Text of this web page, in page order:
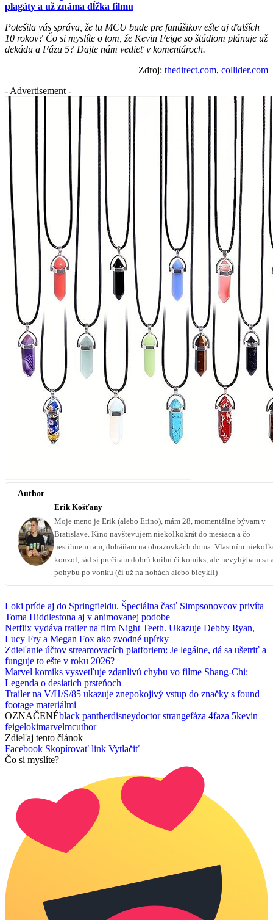
plagáty a už známa dĺžka filmu
Potešila vás správa, že tu MCU bude pre fanúšikov ešte aj ďalších
10 rokov? Čo si myslíte o tom, že Kevin Feige so štúdiom plánuje už
dekádu a Fázu 5? Dajte nám vedieť v komentároch.
Zdroj: thedirect.com, collider.com
- Advertisement -
Author
Erik Košťany
Moje meno je Erik (alebo Erino), mám 28, momentálne bývam v
Bratislave. Kino navštevujem niekoľkokrát do mesiaca a čo
nestihnem tam, doháňam na obrazovkách doma. Vlastním
konzol, rád si prečítam dobrú knihu či komiks, ale nevyhýbam sa
pohybu po vonku (či už na nohách alebo bicykli)
Loki príde aj do Springfieldu. Špeciálna časť Simpsonovcov privíta
Toma Hiddlestona aj v animovanej podobe
Netflix vydáva trailer na film Night Teeth. Ukazuje Debby Ryan,
Lucy Fry a Megan Fox ako zvodné upírky
Zdieľanie účtov streamovacích platforiem: Je legálne, dá sa ušetriť a
funguje to ešte v roku 2026?
Marvel komiks vysvetľuje zdanlivú chybu vo filme Shang-Chi:
Legenda o desiatich prsteňoch
Trailer na V/H/S/85 ukazuje znepokojivý vstup do značky s found
footage materiálmi
OZNAČENÉblack pantherdisneydoctor strangefáza 4faza 5kevin
feigelokimarvelmcuthor
Zdieľaj tento článok
Facebook Skopírovať link Vytlačiť
Čo si myslíte?